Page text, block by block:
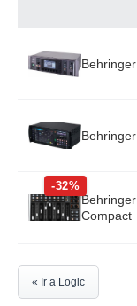
-32%
Compact
« Ir a Logic